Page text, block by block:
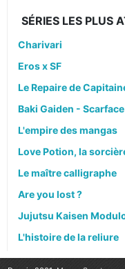
SÉRIES LES PLUS
Charivari
Eros x SF
Le Repaire de
Baki Gaiden - Scarface
L'empire des mangas
Love Potion, la
Le maître calligraphe
Are you lost ?
Jujutsu Kaisen
L'histoire de la reliure